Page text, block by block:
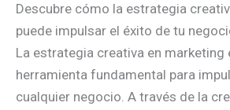
Descubre cómo la estrategia
puede impulsar el éxito de tu
La estrategia creativa en marketing
herramienta fundamental para
cualquier negocio. A través de la